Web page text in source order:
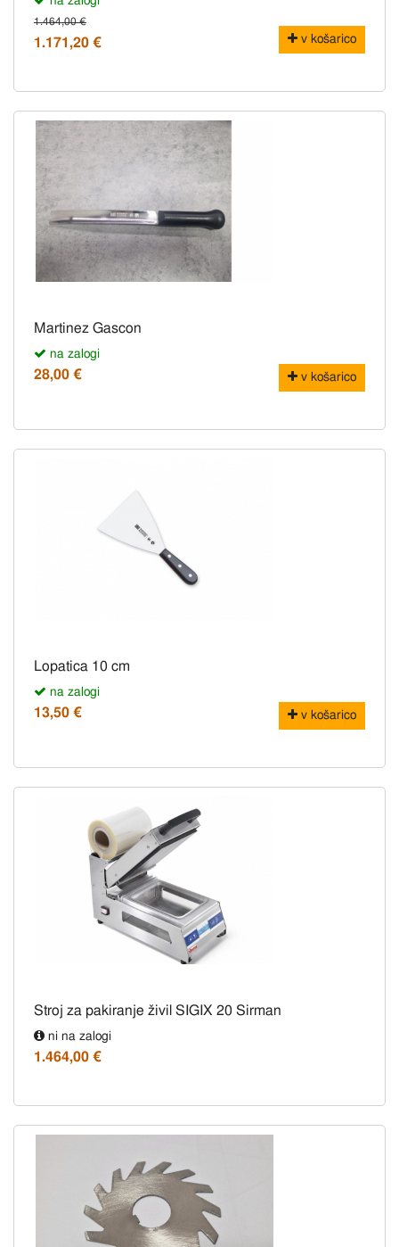
1.464,00 €
1.171,20 € v košarico
Martinez Gascon
na zalogi
28,00 € v košarico
Lopatica 10 cm
na zalogi
13,50 € v košarico
Stroj za pakiranje živil SIGIX 20 Sirman
ni na zalogi
1.464,00 €